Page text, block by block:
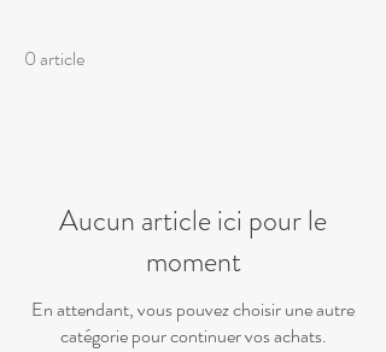
0 article
Aucun article ici pour le
moment
En attendant, vous pouvez choisir une autre
catégorie pour continuer vos achats.